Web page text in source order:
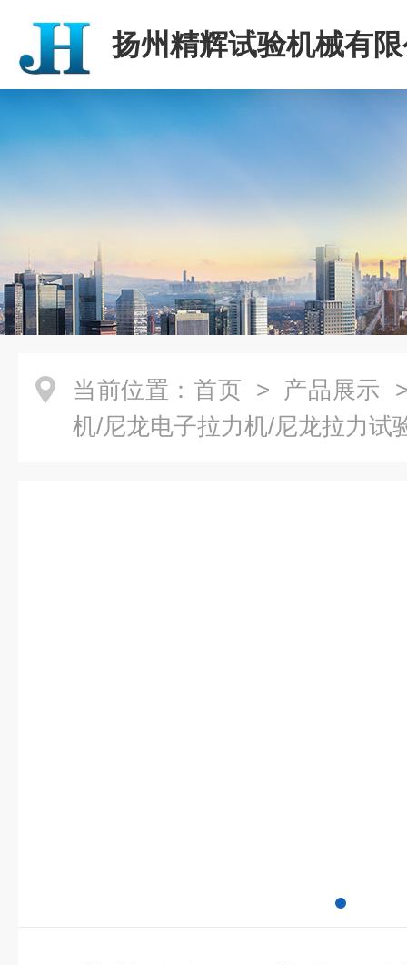
扬州精辉试验机械有
当前位置： 首页 > 产品展示
机/尼龙电子拉力机/尼龙拉力试